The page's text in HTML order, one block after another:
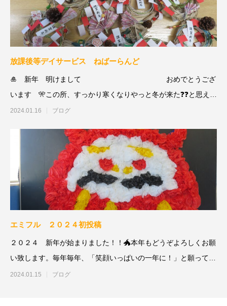
放課後等デイサービス ねばーらんど
🎍 新年 明けまして おめでとうござ
います 🎌この所、すっかり寒くなりやっと冬が来た❓❓と思える
陽気になっ
2024.01.16 ブログ
エミフル ２０２４初投稿
２０２４ 新年が始まりました！！🐲本年もどうぞよろしくお願
い致します。毎年毎年、「笑顔いっぱいの一年に！」と願ってい
ます。
2024.01.15 ブログ